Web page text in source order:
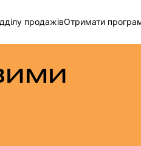
продажівОтримати